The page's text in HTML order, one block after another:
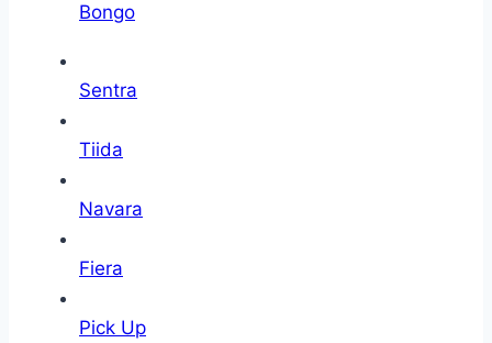
Bongo
Sentra
Tiida
Navara
Fiera
Pick Up